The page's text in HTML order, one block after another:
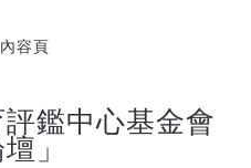
內容頁
鑑中心基金會
」